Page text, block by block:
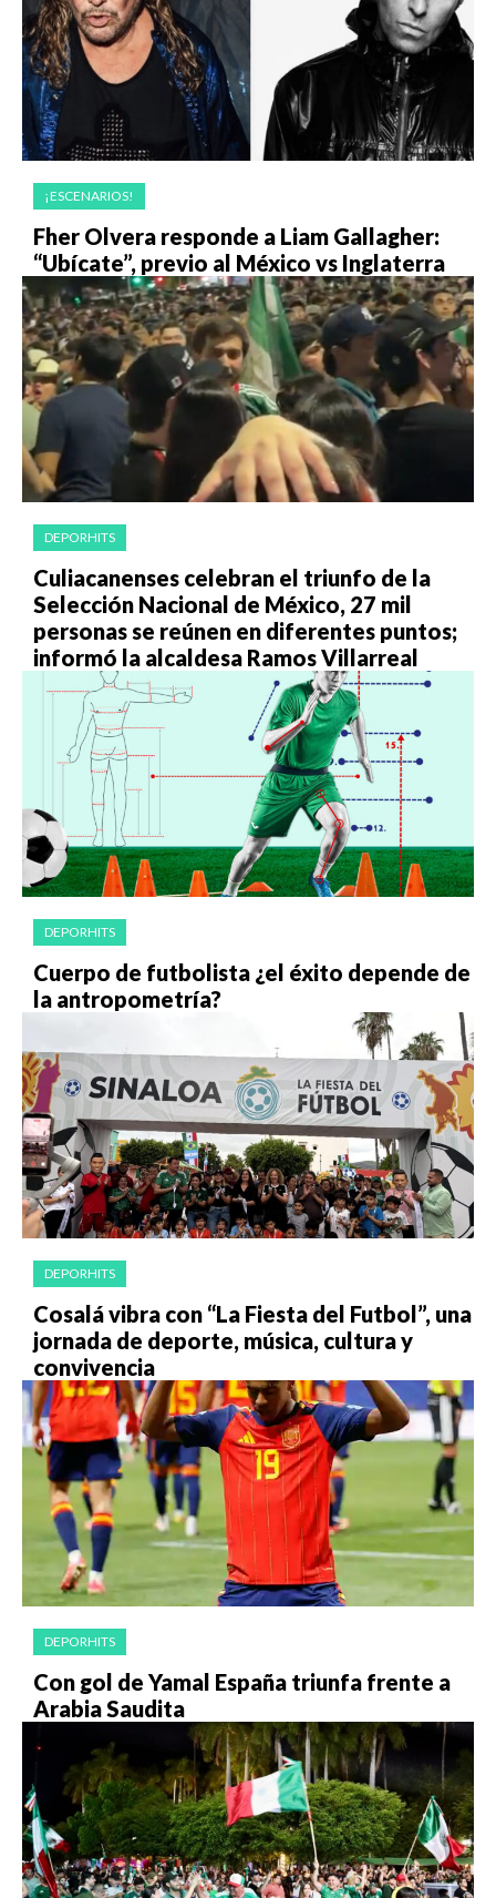
¡ESCENARIOS!
Fher Olvera responde a Liam Gallagher:
“Ubícate”, previo al México vs Inglaterra
DEPORHITS
Culiacanenses celebran el triunfo de la
Selección Nacional de México, 27 mil
personas se reúnen en diferentes puntos;
informó la alcaldesa Ramos Villarreal
DEPORHITS
Cuerpo de futbolista ¿el éxito depende de
la antropometría?
DEPORHITS
Cosalá vibra con “La Fiesta del Futbol”, una
jornada de deporte, música, cultura y
convivencia
DEPORHITS
Con gol de Yamal España triunfa frente a
Arabia Saudita